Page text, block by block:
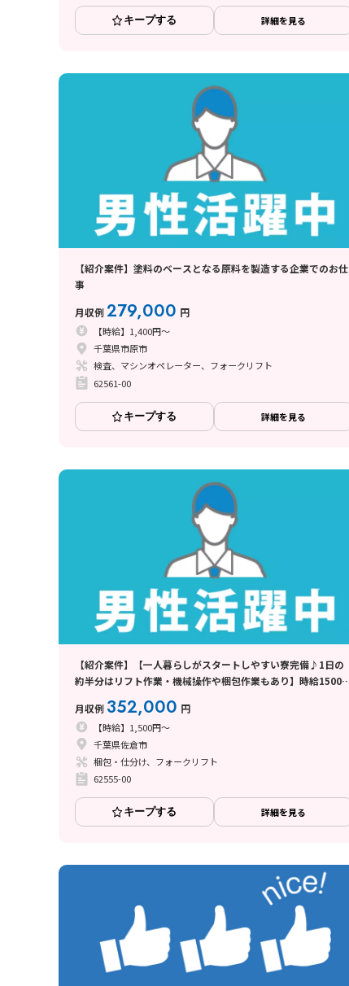
キープする 詳細を見る
【紹介案件】塗料のベースとなる原料を製造する企業でのお仕
事
月収例279,000 円
【時給】1,400円～
千葉県市原市
検査、マシンオペレーター、フォークリフト
62561-00
キープする 詳細を見る
【紹介案件】【一人暮らしがスタートしやすい寮完備♪1日の
約半分はリフト作業・機械操作や梱包作業もあり】時給1500
月収例 352,000 円
【時給】1,500円～
千葉県佐倉市
梱包・仕分け、フォークリフト
62555-00
キープする 詳細を見る